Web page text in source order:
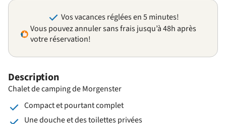
Description
Chalet de camping de Morgenster
Compact et pourtant complet
Une douche et des toilettes privées
Vos vacances réglées en 5 minutes!
Vous pouvez annuler sans frais jusqu’à 48h après
votre réservation!